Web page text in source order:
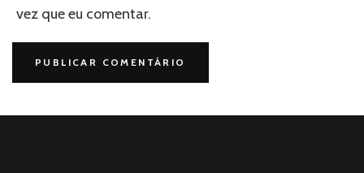
vez que eu comentar.